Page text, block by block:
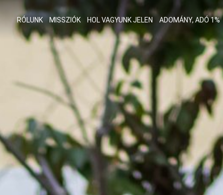
RÓLUNK MISSZIÓK HOL VAGYUNK JELEN ADOMÁNY, ADÓ 1%